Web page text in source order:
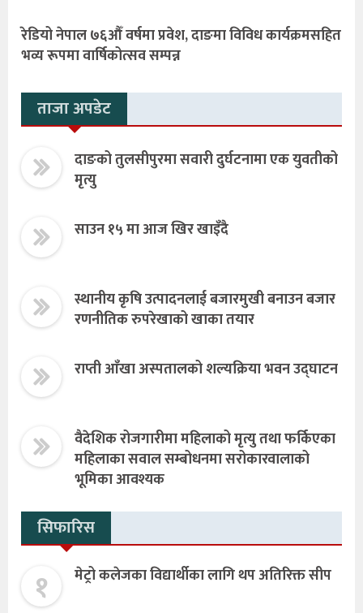
रेडियो नेपाल ७६औँ वर्षमा प्रवेश, दाङमा विविध कार्यक्रमसहित
भव्य रूपमा वार्षिकोत्सव सम्पन्न
ताजा अपडेट
दाङको तुलसीपुरमा सवारी दुर्घटनामा एक युवतीको
मृत्यु
साउन १५ मा आज खिर खाइँदै
स्थानीय कृषि उत्पादनलाई बजारमुखी बनाउन बजार
रणनीतिक रुपरेखाको खाका तयार
राप्ती आँखा अस्पतालको शल्यक्रिया भवन उद्घाटन
वैदेशिक रोजगारीमा महिलाको मृत्यु तथा फर्किएका
महिलाका सवाल सम्बोधनमा सरोकारवालाको
भूमिका आवश्यक
सिफारिस
१ मेट्रो कलेजका विद्यार्थीका लागि थप अतिरिक्त सीप